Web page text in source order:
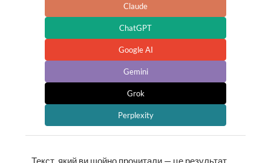
Claude
ChatGPT
Google AI
Gemini
Grok
Perplexity
Текст, який ви щойно прочитали — це результат